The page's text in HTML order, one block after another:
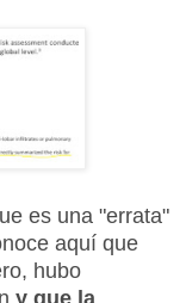
es una "errata"
aquí que
hubo
y que la